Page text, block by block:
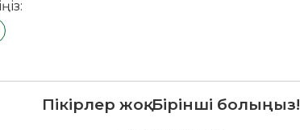
Пікірлер жоқ. Бірінші болыңыз!